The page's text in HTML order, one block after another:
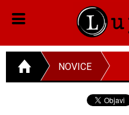
NOVICE